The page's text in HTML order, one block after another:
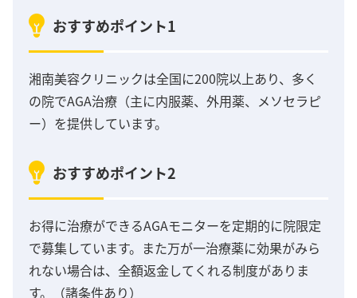
おすすめポイント1
湘南美容クリニックは全国に200院以上あり、多く
の院でAGA治療（主に内服薬、外用薬、メソセラピ
ー）を提供しています。
おすすめポイント2
お得に治療ができるAGAモニターを定期的に院限定
で募集しています。また万が一治療薬に効果がみら
れない場合は、全額返金してくれる制度がありま
す。（諸条件あり）